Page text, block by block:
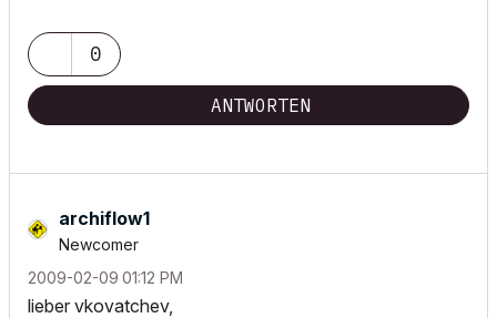
0
ANTWORTEN
archiflow1
Newcomer
‎2009-02-09 01:12 PM
lieber vkovatchev,